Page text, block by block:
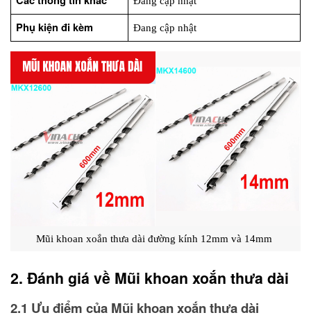
Phụ kiện đi kèm Đang cập nhật
Mũi khoan xoắn thưa dài đường kính 12mm và 14mm
2. Đánh giá về Mũi khoan xoắn thưa dài
2.1 Ưu điểm của Mũi khoan xoắn thưa dài